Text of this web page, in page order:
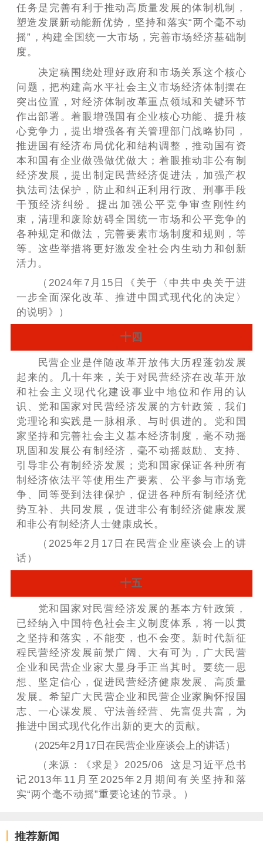
任务是完善有利于推动高质量发展的体制机制，
塑造发展新动能新优势，坚持和落实“两个毫不动
摇”，构建全国统一大市场，完善市场经济基础制
度。
决定稿围绕处理好政府和市场关系这个核心
问题，把构建高水平社会主义市场经济体制摆在
突出位置，对经济体制改革重点领域和关键环节
作出部署。着眼增强国有企业核心功能、提升核
心竞争力，提出增强各有关管理部门战略协同，
推进国有经济布局优化和结构调整，推动国有资
本和国有企业做强做优做大；着眼推动非公有制
经济发展，提出制定民营经济促进法，加强产权
执法司法保护，防止和纠正利用行政、刑事手段
干预经济纠纷。提出加强公平竞争审查刚性约
束，清理和废除妨碍全国统一市场和公平竞争的
各种规定和做法，完善要素市场制度和规则，等
等。这些举措将更好激发全社会内生动力和创新
活力。
（2024年7月15日《关于〈中共中央关于进
一步全面深化改革、推进中国式现代化的决定〉
的说明》）
十四
民营企业是伴随改革开放伟大历程蓬勃发展
起来的。几十年来，关于对民营经济在改革开放
和社会主义现代化建设事业中地位和作用的认
识、党和国家对民营经济发展的方针政策，我们
党理论和实践是一脉相承、与时俱进的。党和国
家坚持和完善社会主义基本经济制度，毫不动摇
巩固和发展公有制经济，毫不动摇鼓励、支持、
引导非公有制经济发展；党和国家保证各种所有
制经济依法平等使用生产要素、公平参与市场竞
争、同等受到法律保护，促进各种所有制经济优
势互补、共同发展，促进非公有制经济健康发展
和非公有制经济人士健康成长。
（2025年2月17日在民营企业座谈会上的讲
话）
十五
党和国家对民营经济发展的基本方针政策，
已经纳入中国特色社会主义制度体系，将一以贯
之坚持和落实，不能变，也不会变。新时代新征
程民营经济发展前景广阔、大有可为，广大民营
企业和民营企业家大显身手正当其时。要统一思
想、坚定信心，促进民营经济健康发展、高质量
发展。希望广大民营企业和民营企业家胸怀报国
志、一心谋发展、守法善经营、先富促共富，为
推进中国式现代化作出新的更大的贡献。
（2025年2月17日在民营企业座谈会上的讲话）
（来源：《求是》2025/06 这是习近平总书
记2013年11月至2025年2月期间有关坚持和落
实“两个毫不动摇”重要论述的节录。）
推荐新闻